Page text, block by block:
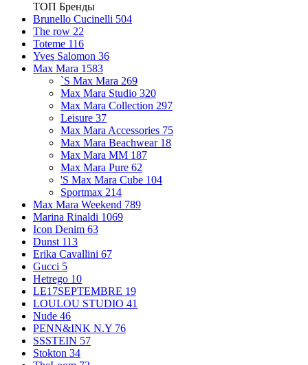
ТОП Бренды
Brunello Cucinelli 504
The row 22
Toteme 116
Yves Salomon 36
Max Mara 1583
`S Max Mara 269
Max Mara Studio 320
Max Mara Collection 297
Leisure 37
Max Mara Accessories 75
Max Mara Beachwear 18
Max Mara MM 187
Max Mara Pure 62
'S Max Mara Cube 104
Sportmax 214
Max Mara Weekend 789
Marina Rinaldi 1069
Icon Denim 63
Dunst 113
Erika Cavallini 67
Gucci 5
Hetrego 10
LE17SEPTEMBRE 19
LOULOU STUDIO 41
Nude 46
PENN&INK N.Y 76
SSSTEIN 57
Stokton 34